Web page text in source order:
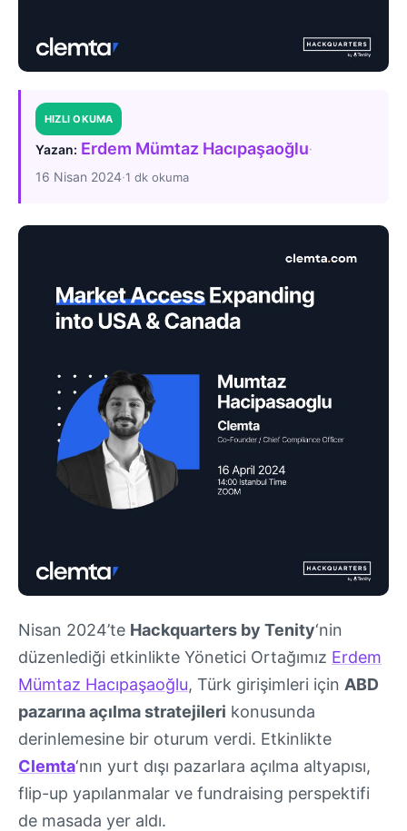
HIZLI OKUMA
Yazan: Erdem Mümtaz Hacıpaşaoğlu·
16 Nisan 2024·1 dk okuma
Nisan 2024’te Hackquarters by Tenity‘nin
düzenlediği etkinlikte Yönetici Ortağımız Erdem
Mümtaz Hacıpaşaoğlu, Türk girişimleri için ABD
pazarına açılma stratejileri konusunda
derinlemesine bir oturum verdi. Etkinlikte
Clemta‘nın yurt dışı pazarlara açılma altyapısı,
flip-up yapılanmalar ve fundraising perspektifi
de masada yer aldı.